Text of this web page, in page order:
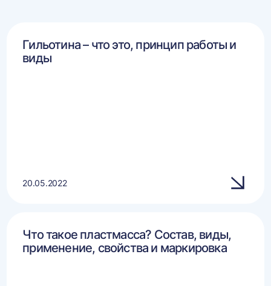
Гильотина – что это, принцип работы и
виды
20.05.2022
Что такое пластмасса? Состав, виды,
применение, свойства и маркировка